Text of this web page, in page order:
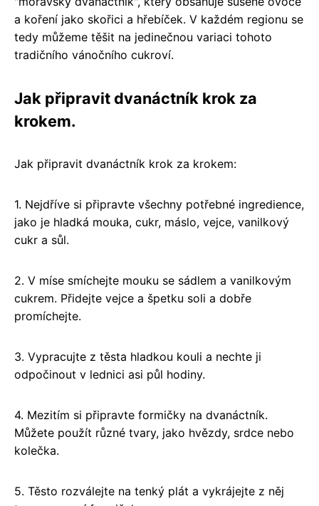
a koření jako skořici a hřebíček. V každém regionu se
tedy můžeme těšit na jedinečnou variaci tohoto
tradičního vánočního cukroví.
Jak připravit dvanáctník krok za
krokem.
Jak připravit dvanáctník krok za krokem:
1. Nejdříve si připravte všechny potřebné ingredience,
jako je hladká mouka, cukr, máslo, vejce, vanilkový
cukr a sůl.
2. V míse smíchejte mouku se sádlem a vanilkovým
cukrem. Přidejte vejce a špetku soli a dobře
promíchejte.
3. Vypracujte z těsta hladkou kouli a nechte ji
odpočinout v lednici asi půl hodiny.
4. Mezitím si připravte formičky na dvanáctník.
Můžete použít různé tvary, jako hvězdy, srdce nebo
kolečka.
5. Těsto rozválejte na tenký plát a vykrájejte z něj